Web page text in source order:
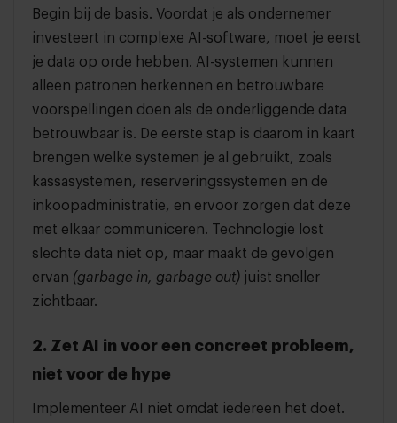
Begin bij de basis. Voordat je als ondernemer
investeert in complexe AI-software, moet je eerst
je data op orde hebben. AI-systemen kunnen
alleen patronen herkennen en betrouwbare
voorspellingen doen als de onderliggende data
betrouwbaar is. De eerste stap is daarom in kaart
brengen welke systemen je al gebruikt, zoals
kassasystemen, reserveringssystemen en de
inkoopadministratie, en ervoor zorgen dat deze
met elkaar communiceren. Technologie lost
slechte data niet op, maar maakt de gevolgen
ervan (garbage in, garbage out) juist sneller
zichtbaar.
2. Zet AI in voor een concreet probleem,
niet voor de hype
Implementeer AI niet omdat iedereen het doet.